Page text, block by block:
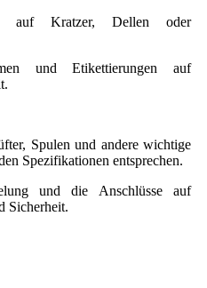
auf Kratzer, Dellen oder
und Etikettierungen auf
Spulen und andere wichtige
Spezifikationen entsprechen.
und die Anschlüsse auf
Sicherheit.